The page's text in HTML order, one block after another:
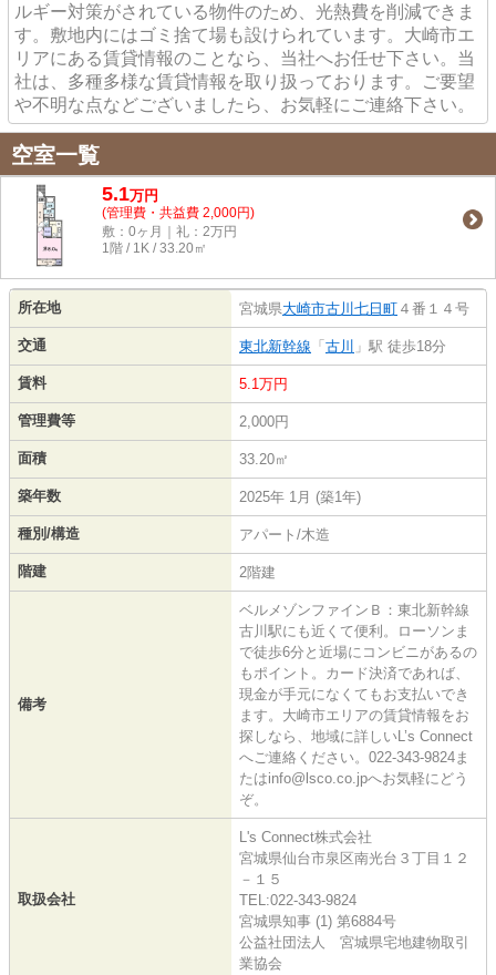
ルギー対策がされている物件のため、光熱費を削減できま
す。敷地内にはゴミ捨て場も設けられています。大崎市エ
リアにある賃貸情報のことなら、当社へお任せ下さい。当
社は、多種多様な賃貸情報を取り扱っております。ご要望
や不明な点などございましたら、お気軽にご連絡下さい。
空室一覧
5.1万円
(管理費・共益費 2,000円)
敷：0ヶ月｜礼：2万円
1階 / 1K / 33.20㎡
所在地 宮城県大崎市古川七日町 ４番１４号
交通 東北新幹線 「 古川 」駅 徒歩18分
賃料 5.1万円
管理費等 2,000円
面積 33.20㎡
築年数 2025年 1月 (築1年)
種別/構造 アパート/木造
階建 2階建
備考
ベルメゾンファインＢ：東北新幹線
古川駅にも近くて便利。ローソンま
で徒歩6分と近場にコンビニがあるの
もポイント。カード決済であれば、
現金が手元になくてもお支払いでき
ます。大崎市エリアの賃貸情報をお
探しなら、地域に詳しいL’s Connect
へご連絡ください。022-343-9824ま
たはinfo@lsco.co.jpへお気軽にどう
ぞ。
取扱会社
L's Connect株式会社
宮城県仙台市泉区南光台３丁目１２
－１５
TEL:022-343-9824
宮城県知事 (1) 第6884号
公益社団法人 宮城県宅地建物取引
業協会